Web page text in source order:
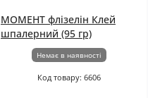
МОМЕНТ флізелін Клей
шпалерний (95 гр)
Немає в наявності
Код товару: 6606